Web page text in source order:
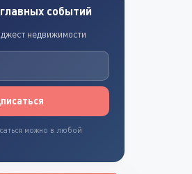
событий
недвижимости
можно в любой